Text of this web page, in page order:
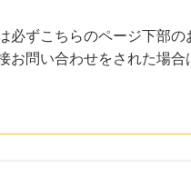
必ずこちらのページ下部
お問い合わせをされた場合